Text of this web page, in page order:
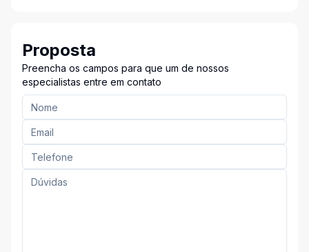
Proposta
Preencha os campos para que um de nossos
especialistas entre em contato